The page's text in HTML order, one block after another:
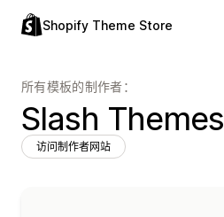
Shopify Theme Store
所有模板的制作者：
Slash Themes
访问制作者网站